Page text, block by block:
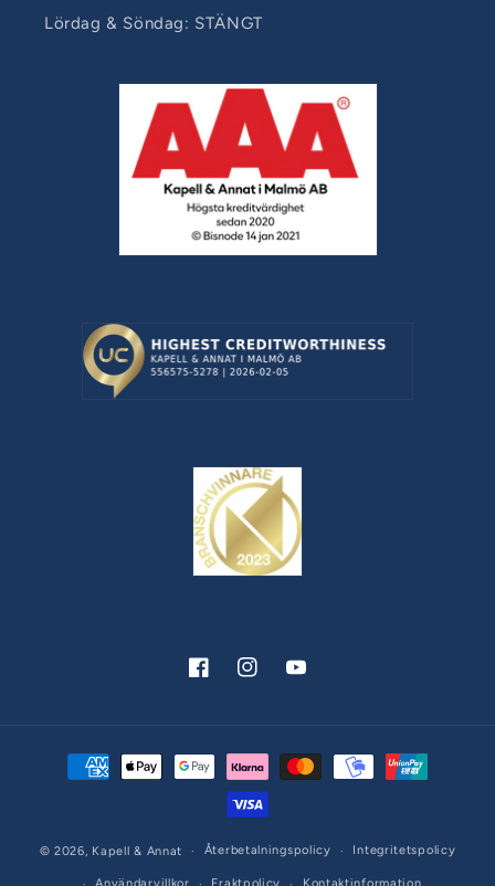
Lördag & Söndag: STÄNGT
FacebookInstagramYouTube
Betalningsmetoder
© 2026, Kapell & Annat Återbetalningspolicy Integritetspolicy